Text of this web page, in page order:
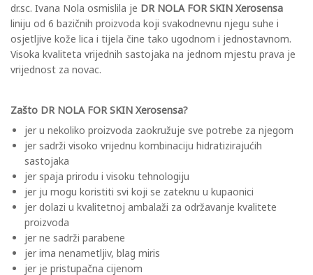
dr.sc. Ivana Nola osmislila je DR NOLA FOR SKIN Xerosensa
liniju od 6 bazičnih proizvoda koji svakodnevnu njegu suhe i
osjetljive kože lica i tijela čine tako ugodnom i jednostavnom.
Visoka kvaliteta vrijednih sastojaka na jednom mjestu prava je
vrijednost za novac.
Zašto DR NOLA FOR SKIN Xerosensa?
jer u nekoliko proizvoda zaokružuje sve potrebe za njegom
jer sadrži visoko vrijednu kombinaciju hidratizirajućih
sastojaka
jer spaja prirodu i visoku tehnologiju
jer ju mogu koristiti svi koji se zateknu u kupaonici
jer dolazi u kvalitetnoj ambalaži za održavanje kvalitete
proizvoda
jer ne sadrži parabene
jer ima nenametljiv, blag miris
jer je pristupačna cijenom